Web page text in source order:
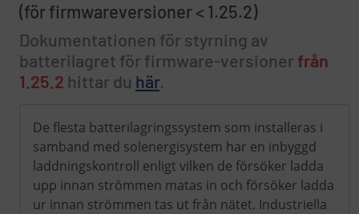
(för firmwareversioner < 1.25.2)
Dokumentationen för styrning av
batterilagret för firmware-versioner från
1.25.2 hittar du här.
De flesta batterilagringssystem som installeras i
samband med solenergisystem har en inbyggd
laddningskontroll enligt vilken de försöker ladda
upp innan strömmen matas in och försöker ladda
ur innan strömmen tas ut från nätet. Industriella